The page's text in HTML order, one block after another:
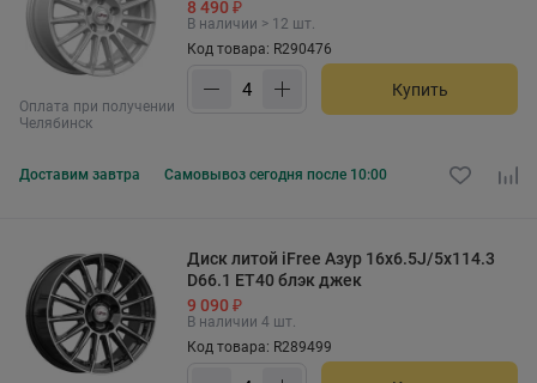
Оплата при получении
Челябинск
8 490 ₽
В наличии > 12 шт.
Код товара: R290476
Купить
Доставим завтра Самовывоз сегодня после 10:00
Диск литой iFree Азур 16x6.5J/5x114.3
D66.1 ET40 блэк джек
9 090 ₽
В наличии 4 шт.
Код товара: R289499